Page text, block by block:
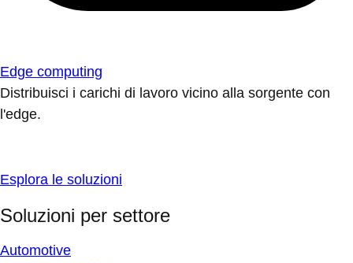
Edge computing
Distribuisci i carichi di lavoro vicino alla sorgente con
l'edge.
Esplora le soluzioni
Soluzioni per settore
Automotive